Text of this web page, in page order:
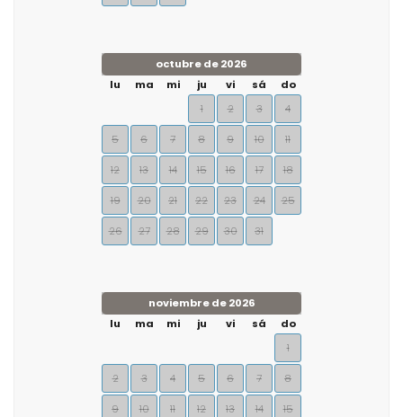
octubre de 2026
lu
ma mi ju vi sá
do
1
2 3 4
5 6 7 8 9 10 11
12 13 14 15 16 17 18
19 20 21 22 23 24 25
26 27 28 29 30 31
noviembre de 2026
lu
ma mi ju vi sá
do
1
2 3 4 5 6 7 8
9 10 11 12 13 14 15